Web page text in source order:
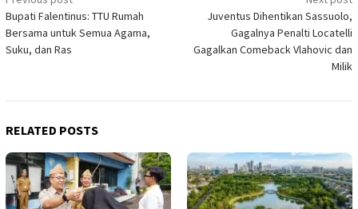
navigation
Bupati Falentinus: TTU Rumah
Bersama untuk Semua Agama,
Suku, dan Ras
Juventus Dihentikan Sassuolo,
Gagalnya Penalti Locatelli
Gagalkan Comeback Vlahovic dan
Milik
RELATED POSTS